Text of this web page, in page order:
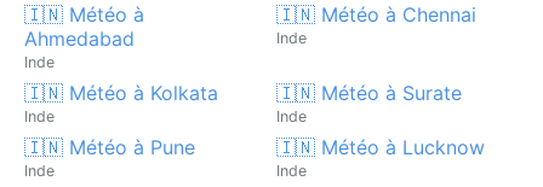
🇮🇳 Météo à
Ahmedabad
Inde
🇮🇳 Météo à Chennai
Inde
🇮🇳 Météo à Kolkata
Inde
🇮🇳 Météo à Surate
Inde
🇮🇳 Météo à Pune
Inde
🇮🇳 Météo à Lucknow
Inde